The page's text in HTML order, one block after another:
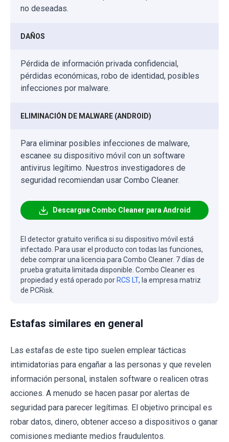
no deseadas.
DAÑOS
Pérdida de información privada confidencial,
pérdidas económicas, robo de identidad, posibles
infecciones por malware.
ELIMINACIÓN DE MALWARE (ANDROID)
Para eliminar posibles infecciones de malware,
escanee su dispositivo móvil con un software
antivirus legítimo. Nuestros investigadores de
seguridad recomiendan usar Combo Cleaner.
Descargue Combo Cleaner para Android
El detector gratuito verifica si su dispositivo móvil está
infectado. Para usar el producto con todas las funciones,
debe comprar una licencia para Combo Cleaner. 7 días de
prueba gratuita limitada disponible. Combo Cleaner es
propiedad y está operado por RCS LT, la empresa matriz
de PCRisk.
Estafas similares en general
Las estafas de este tipo suelen emplear tácticas
intimidatorias para engañar a las personas y que revelen
información personal, instalen software o realicen otras
acciones. A menudo se hacen pasar por alertas de
seguridad para parecer legítimas. El objetivo principal es
robar datos, dinero, obtener acceso a dispositivos o ganar
comisiones mediante medios fraudulentos.